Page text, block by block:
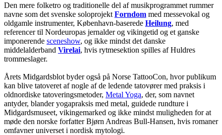
Den mere folketro og traditionelle del af musikprogrammet rummer
navne som det svenske soloprojekt Forndom med messevokal og
oldgamle instrumenter, København-baserede Heilung, med
referencer til Nordeuropas jernalder og vikingetid og et ganske
imponerende sceneshow, og ikke mindst det danske
middelalderband Virelai, hvis rytmesektion spilles af Huldres
trommeslager.
Årets Midgardsblot byder også på Norse TattooCon, hvor publikum
kan blive tatoveret af nogle af de ledende tatovører med praksis i
oldnordiske tatoveringsmetoder, Metal Yoga, der, som navnet
antyder, blander yogapraksis med metal, guidede rundture i
Midgardsmuseet, vikingemarked og ikke mindst muligheden for at
møde den norske forfatter Bjørn Andreas Bull-Hansen, hvis romaner
omfavner universet i nordisk mytologi.